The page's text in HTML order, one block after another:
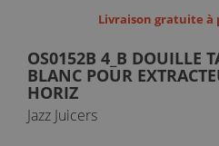
Livraison gratuite à
OS0152B 4_B DOUILLE
BLANC POUR
HORIZ
Jazz Juicers